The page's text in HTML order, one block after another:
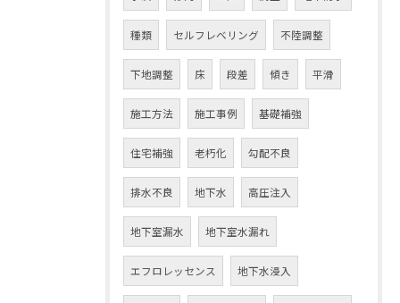
種類 セルフレベリング 不陸調整
下地調整 床 段差 傾き 平滑
施工方法 施工事例 基礎補強
住宅補強 老朽化 勾配不良
排水不良 地下水 高圧注入
地下室漏水 地下室水漏れ
エフロレッセンス 地下水浸入